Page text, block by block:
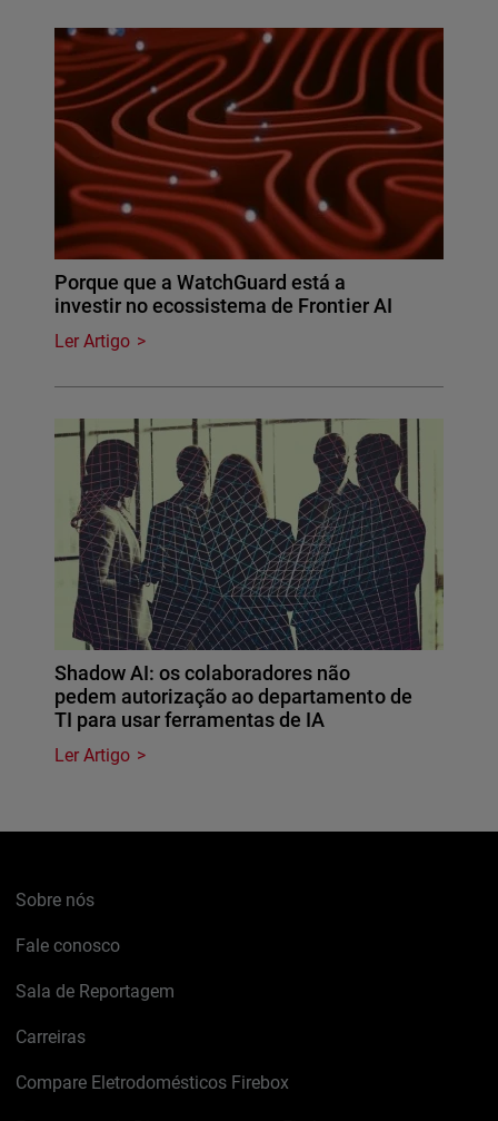
Porque que a WatchGuard está a
investir no ecossistema de Frontier AI
Ler Artigo
Shadow AI: os colaboradores não
pedem autorização ao departamento de
TI para usar ferramentas de IA
Ler Artigo
Sobre nós
Fale conosco
Sala de Reportagem
Carreiras
Compare Eletrodomésticos Firebox